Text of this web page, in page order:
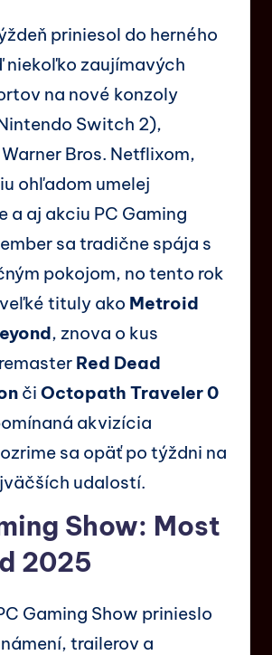
priniesol do herného
niekoľko zaujímavých
na nové konzoly
Switch 2),
Bros. Netflixom,
ohľadom umelej
a aj akciu PC Gaming
sa tradične spája s
pokojom, no tento rok
tituly ako Metroid
, znova o kus
Red Dead
či Octopath Traveler 0
akvizícia
sa opäť po týždni na
udalostí.
Show: Most
2025
Gaming Show prinieslo
trailerov a